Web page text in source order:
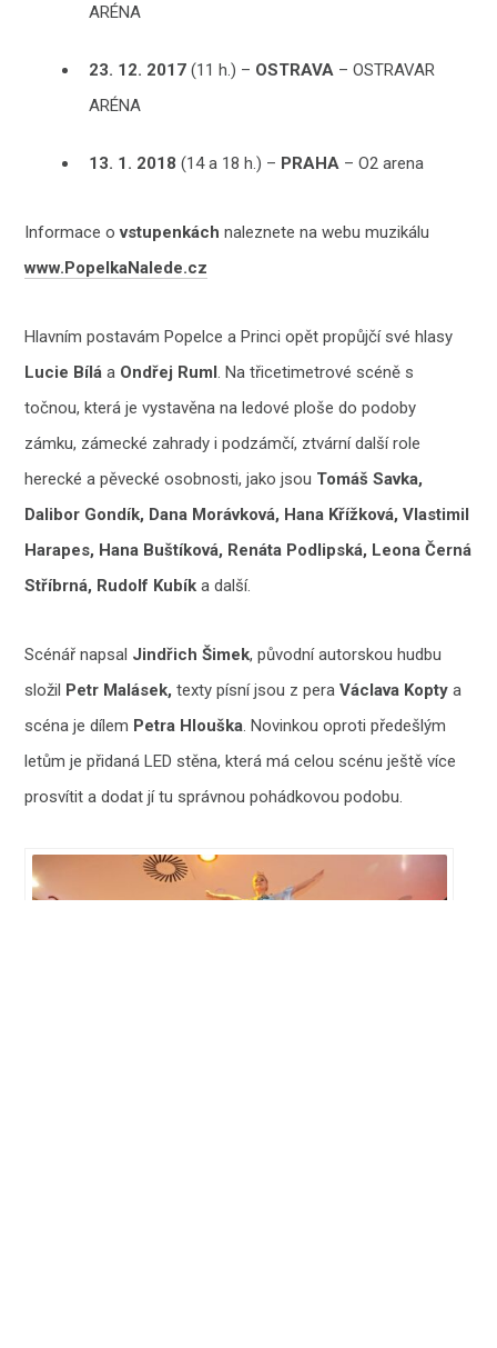
ARÉNA
23. 12. 2017(11 h.) – OSTRAVA– OSTRAVAR
ARÉNA
13. 1. 2018 (14 a 18 h.) – PRAHA– O2 arena
Informace ovstupenkách naleznete na webu muzikálu
www.PopelkaNalede.cz
Hlavním postavám Popelce a Princi opět propůjčí své hlasy
Lucie Bíláa Ondřej Ruml. Na třicetimetrové scéně s
točnou, která je vystavěna na ledové ploše do podoby
zámku, zámecké zahrady i podzámčí, ztvární další role
herecké a pěvecké osobnosti, jako jsou Tomáš Savka,
Dalibor Gondík, Dana Morávková, Hana Křížková, Vlastimil
Harapes, Hana Buštíková, Renáta Podlipská, Leona Černá
Stříbrná, Rudolf Kubík a další.
Scénář napsal Jindřich Šimek, původní autorskou hudbu
složil Petr Malásek,texty písní jsou z peraVáclava Koptya
scéna je dílem Petra Hlouška. Novinkou oproti předešlým
letům je přidaná LED stěna, která má celou scénu ještě více
prosvítit a dodat jí tu správnou pohádkovou podobu.